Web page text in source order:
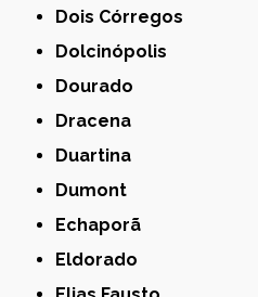
Dois Córregos
Dolcinópolis
Dourado
Dracena
Duartina
Dumont
Echaporã
Eldorado